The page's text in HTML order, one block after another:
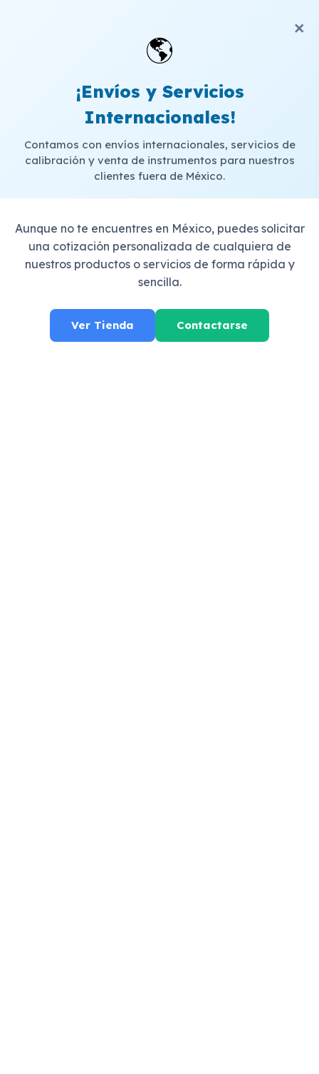
×
🌎
¡Envíos y Servicios
Internacionales!
Contamos con envíos internacionales, servicios de
calibración y venta de instrumentos para nuestros
clientes fuera de México.
Aunque no te encuentres en México, puedes solicitar
una cotización personalizada de cualquiera de
nuestros productos o servicios de forma rápida y
sencilla.
Ver Tienda Contactarse